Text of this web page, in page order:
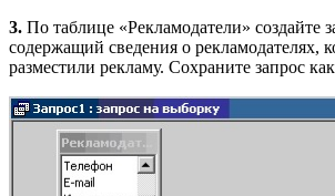
3. По таблице «Рекламодатели» создайте
содержащий сведения о рекламодателях,
разместили рекламу. Сохраните запрос